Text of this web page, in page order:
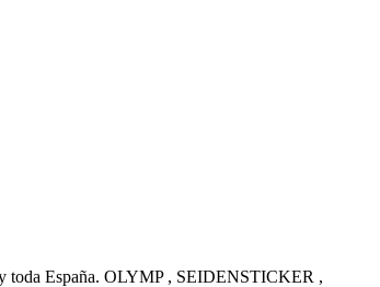
y toda España. OLYMP , SEIDENSTICKER ,